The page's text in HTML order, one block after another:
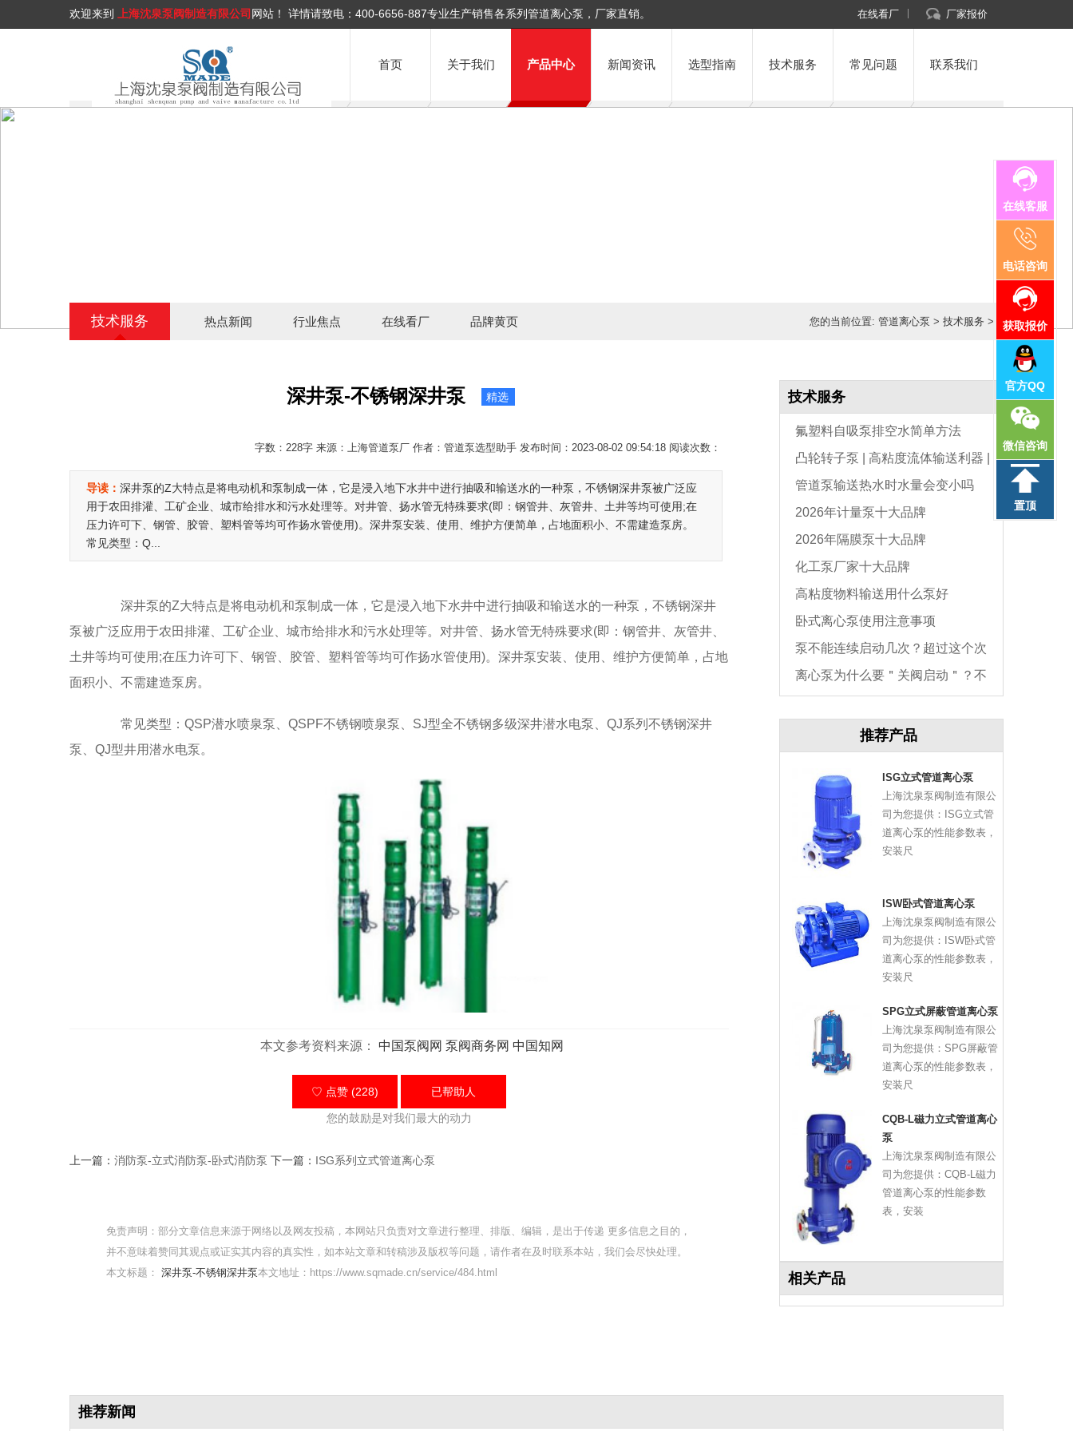
欢迎来到 上海沈泉泵阀制造有限公司 网站！ 详情请致电： 400-6656-887专业生产销售各系列管道离心泵，厂家直销。 在线看厂 厂家报价
首页 关于我们 产品中心 新闻资讯 选型指南 技术服务 常见问题 联系我们
在线客服
电话咨询
获取报价
官方QQ
微信咨询
置顶
技术服务 热点新闻 行业焦点 在线看厂 品牌黄页 您的当前位置:管道离心泵 >技术服务 >
深井泵-不锈钢深井泵 精选
字数：228字 来源：上海管道泵厂 作者：管道泵选型助手 发布时间：2023-08-02 09:54:18 阅读次数：
导读： 深井泵的Z大特点是将电动机和泵制成一体，它是浸入地下水井中进行抽吸和输送水的一种泵，不锈钢深井泵被广泛应
用于农田排灌、工矿企业、城市给排水和污水处理等。对井管、扬水管无特殊要求(即：钢管井、灰管井、土井等均可使用;在
压力许可下、钢管、胶管、塑料管等均可作扬水管使用)。深井泵安装、使用、维护方便简单，占地面积小、不需建造泵房。
常见类型：Q...
深井泵的Z大特点是将电动机和泵制成一体，它是浸入地下水井中进行抽吸和输送水的一种泵，不锈钢深井
泵被广泛应用于农田排灌、工矿企业、城市给排水和污水处理等。对井管、扬水管无特殊要求(即：钢管井、灰管井、
土井等均可使用;在压力许可下、钢管、胶管、塑料管等均可作扬水管使用)。深井泵安装、使用、维护方便简单，占地
面积小、不需建造泵房。
常见类型：QSP潜水喷泉泵、QSPF不锈钢喷泉泵、SJ型全不锈钢多级深井潜水电泵、QJ系列不锈钢深井
泵、QJ型井用潜水电泵。
本文参考资料来源： 中国泵阀网 泵阀商务网 中国知网
♡ 点赞 (228) 已帮助人
您的鼓励是对我们最大的动力
上一篇： 消防泵-立式消防泵-卧式消防泵 下一篇： ISG系列立式管道离心泵
免责声明：部分文章信息来源于网络以及网友投稿，本网站只负责对文章进行整理、排版、编辑，是出于传递 更多信息之目的，
并不意味着赞同其观点或证实其内容的真实性，如本站文章和转稿涉及版权等问题，请作者在及时联系本站，我们会尽快处理。
本文标题： 深井泵-不锈钢深井泵本文地址：https://www.sqmade.cn/service/484.html
技术服务
氟塑料自吸泵排空水简单方法
凸轮转子泵 | 高粘度流体输送利器 |
选型与维护全指南
管道泵输送热水时水量会变小吗
2026年计量泵十大品牌
2026年隔膜泵十大品牌
化工泵厂家十大品牌
高粘度物料输送用什么泵好
卧式离心泵使用注意事项
泵不能连续启动几次？超过这个次
数，电机必坏
离心泵为什么要＂关阀启动＂？不
推荐产品
ISG立式管道离心泵
上海沈泉泵阀制造有限公
司为您提供：ISG立式管
道离心泵的性能参数表，
安装尺
ISW卧式管道离心泵
上海沈泉泵阀制造有限公
司为您提供：ISW卧式管
道离心泵的性能参数表，
安装尺
SPG立式屏蔽管道离心泵
上海沈泉泵阀制造有限公
司为您提供：SPG屏蔽管
道离心泵的性能参数表，
安装尺
CQB-L磁力立式管道离心
泵
上海沈泉泵阀制造有限公
司为您提供：CQB-L磁力
管道离心泵的性能参数
表，安装
相关产品
推荐新闻